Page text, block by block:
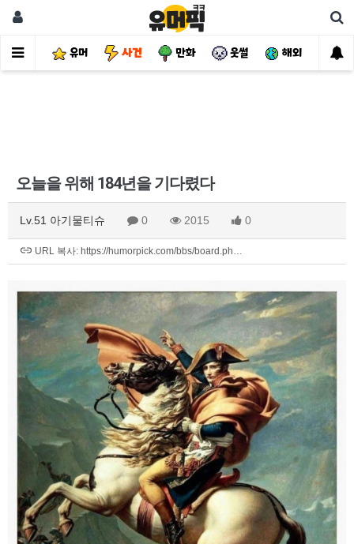
유머 사건 만화 웃썰 해외 핫
오늘을 위해 184년을 기다렸다
Lv.51 아기물티슈 0 2015 0
URL 복사: https://humorpick.com/bbs/board.ph…